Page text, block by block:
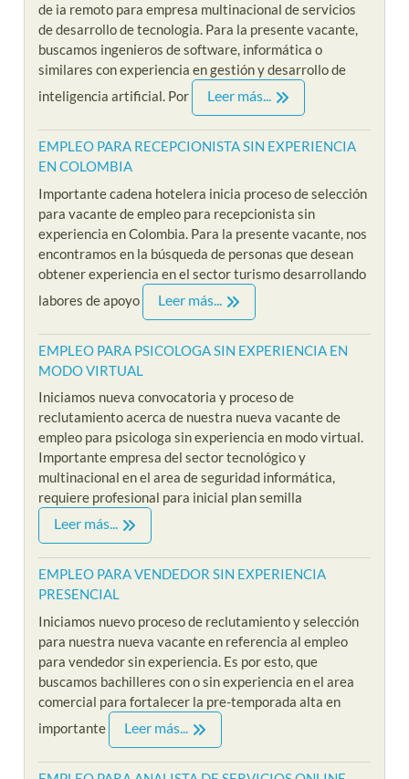
de ia remoto para empresa multinacional de servicios
de desarrollo de tecnologia. Para la presente vacante,
buscamos ingenieros de software, informática o
similares con experiencia en gestión y desarrollo de
inteligencia artificial. Por
Leer más...
EMPLEO PARA RECEPCIONISTA SIN EXPERIENCIA
EN COLOMBIA
Importante cadena hotelera inicia proceso de selección
para vacante de empleo para recepcionista sin
experiencia en Colombia. Para la presente vacante, nos
encontramos en la búsqueda de personas que desean
obtener experiencia en el sector turismo desarrollando
labores de apoyo
Leer más...
EMPLEO PARA PSICOLOGA SIN EXPERIENCIA EN
MODO VIRTUAL
Iniciamos nueva convocatoria y proceso de
reclutamiento acerca de nuestra nueva vacante de
empleo para psicologa sin experiencia en modo virtual.
Importante empresa del sector tecnológico y
multinacional en el area de seguridad informática,
requiere profesional para inicial plan semilla
Leer más...
EMPLEO PARA VENDEDOR SIN EXPERIENCIA
PRESENCIAL
Iniciamos nuevo proceso de reclutamiento y selección
para nuestra nueva vacante en referencia al empleo
para vendedor sin experiencia. Es por esto, que
buscamos bachilleres con o sin experiencia en el area
comercial para fortalecer la pre-temporada alta en
importante
Leer más...